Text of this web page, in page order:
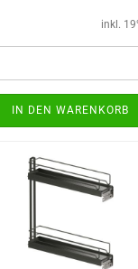
inkl.
IN DEN WARENKORB